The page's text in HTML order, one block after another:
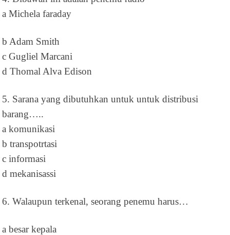
a Michela faraday
b Adam Smith
c Gugliel Marcani
d Thomal Alva Edison
5. Sarana yang dibutuhkan untuk untuk distribusi
barang…..
a komunikasi
b transpotrtasi
c informasi
d mekanisassi
6. Walaupun terkenal, seorang penemu harus…
a besar kepala